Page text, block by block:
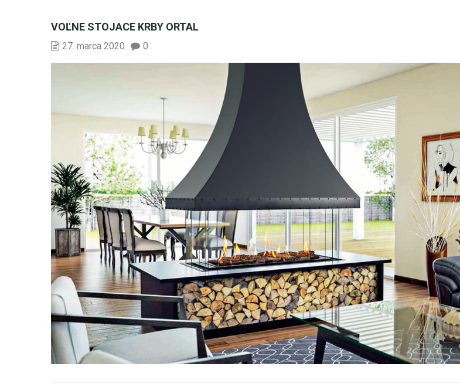
VOĽNE STOJACE KRBY ORTAL
27. marca 2020 0